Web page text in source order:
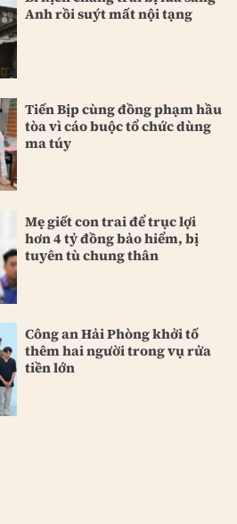
Anh rồi suýt mất nội tạng
Tiến Bịp cùng đồng phạm hầu
tòa vì cáo buộc tổ chức dùng
ma túy
Mẹ giết con trai để trục lợi
hơn 4 tỷ đồng bảo hiểm, bị
tuyên tù chung thân
Công an Hải Phòng khởi tố
thêm hai người trong vụ rửa
tiền lớn